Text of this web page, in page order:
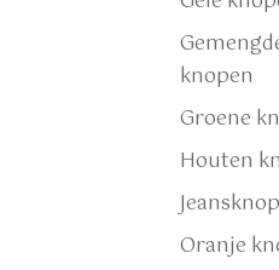
knopen
Groene
Houten
Oranje